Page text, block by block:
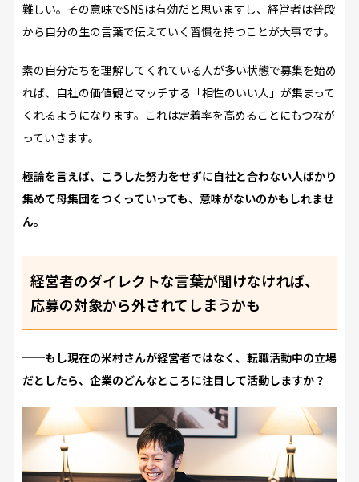
難しい。その意味でSNSは有効だと思いますし、経営者は普段
から自分の生の言葉で伝えていく習慣を持つことが大事です。
素の自分たちを理解してくれている人が多い状態で募集を始め
れば、自社の価値観とマッチする「相性のいい人」が集まって
くれるようになります。これは定着率を高めることにもつなが
っていきます。
極論を言えば、こうした努力をせずに自社と合わない人ばかり
集めて母集団をつくっていっても、意味がないのかもしれませ
ん。
経営者のダイレクトな言葉が聞けなければ、
応募の対象から外されてしまうかも
──もし現在の米村さんが経営者ではなく、転職活動中の立場
だとしたら、企業のどんなところに注目して活動しますか？